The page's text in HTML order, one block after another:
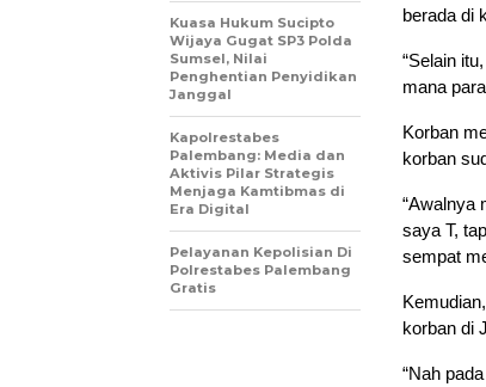
berada di
“Selain
mana
Korban
korban
“Awalnya
saya T,
sempat
korban di
“Nah
Kuasa Hukum Sucipto
Wijaya Gugat SP3 Polda
Sumsel, Nilai
Penghentian Penyidikan
Janggal
Kapolrestabes
Palembang: Media dan
Aktivis Pilar Strategis
Menjaga Kamtibmas di
Era Digital
Pelayanan Kepolisian Di
Polrestabes Palembang
Gratis